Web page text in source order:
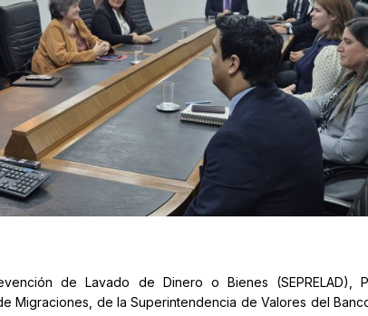
de Lavado de Dinero o Bienes (SEPRELAD),
Migraciones, de la Superintendencia de Valores del